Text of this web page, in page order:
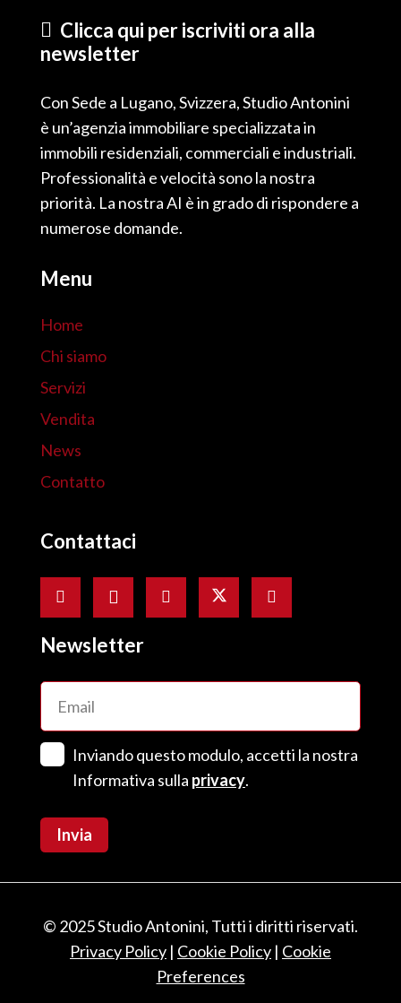
Clicca qui per iscriviti ora alla
newsletter
Con Sede a Lugano, Svizzera, Studio Antonini
è un’agenzia immobiliare specializzata in
immobili residenziali, commerciali e industriali.
Professionalità e velocità sono la nostra
priorità. La nostra AI è in grado di rispondere a
numerose domande.
Menu
Home
Chi siamo
Servizi
Vendita
News
Contatto
Contattaci
Newsletter
Email
Senza
Titolo(Obbligatorio)
Inviando questo modulo, accetti la nostra
Informativa sulla privacy.
© 2025 Studio Antonini, Tutti i diritti riservati.
Privacy Policy | Cookie Policy | Cookie
Preferences